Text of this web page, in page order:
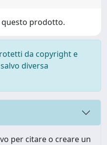
questo prodotto.
da copyright e
diversa
per citare o creare un